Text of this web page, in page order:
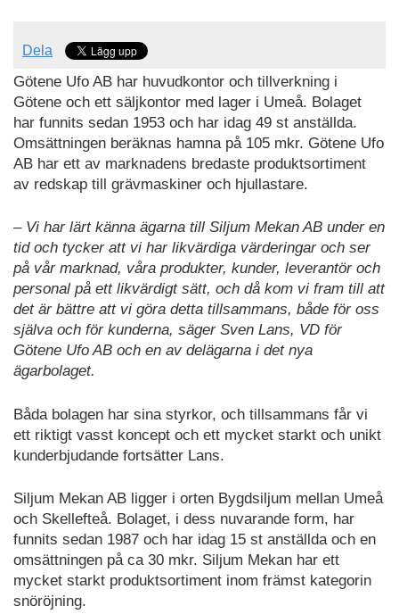
Dela
Götene Ufo AB har huvudkontor och tillverkning i
Götene och ett säljkontor med lager i Umeå. Bolaget
har funnits sedan 1953 och har idag 49 st anställda.
Omsättningen beräknas hamna på 105 mkr. Götene Ufo
AB har ett av marknadens bredaste produktsortiment
av redskap till grävmaskiner och hjullastare.
– Vi har lärt känna ägarna till Siljum Mekan AB under en
tid och tycker att vi har likvärdiga värderingar och ser
på vår marknad, våra produkter, kunder, leverantör och
personal på ett likvärdigt sätt, och då kom vi fram till att
det är bättre att vi göra detta tillsammans, både för oss
själva och för kunderna, säger Sven Lans, VD för
Götene Ufo AB och en av delägarna i det nya
ägarbolaget.
Båda bolagen har sina styrkor, och tillsammans får vi
ett riktigt vasst koncept och ett mycket starkt och unikt
kunderbjudande fortsätter Lans.
Siljum Mekan AB ligger i orten Bygdsiljum mellan Umeå
och Skellefteå. Bolaget, i dess nuvarande form, har
funnits sedan 1987 och har idag 15 st anställda och en
omsättningen på ca 30 mkr. Siljum Mekan har ett
mycket starkt produktsortiment inom främst kategorin
snöröjning.